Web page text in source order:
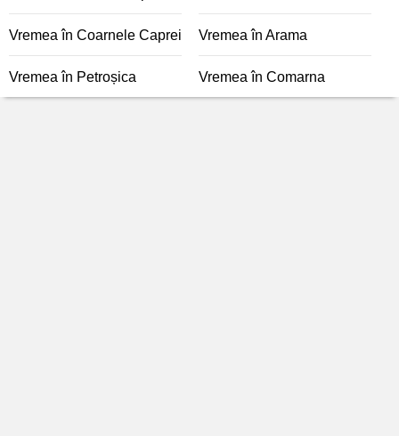
Vremea în Coarnele Caprei Vremea în Arama
Vremea în Petroșica Vremea în Comarna